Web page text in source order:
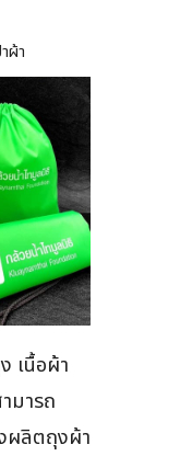
ผ้า
เนื้อผ้า
มารถ
ผลิตถุงผ้า